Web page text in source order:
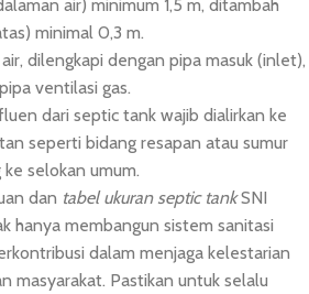
air) minimum 1,5 m, ditambah
minimal 0,3 m.
dilengkapi dengan pipa masuk (inlet),
ventilasi gas.
dari septic tank wajib dialirkan ke
seperti bidang resapan atau sumur
selokan umum.
dan tabel ukuran septic tankSNI
hanya membangun sistem sanitasi
dalam menjaga kelestarian
masyarakat. Pastikan untuk selalu